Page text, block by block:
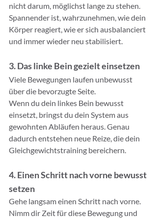
nicht darum, möglichst lange zu stehen.
Spannender ist, wahrzunehmen, wie dein
Körper reagiert, wie er sich ausbalanciert
und immer wieder neu stabilisiert.
3. Das linke Bein gezielt einsetzen
Viele Bewegungen laufen unbewusst
über die bevorzugte Seite.
Wenn du dein linkes Bein bewusst
einsetzt, bringst du dein System aus
gewohnten Abläufen heraus. Genau
dadurch entstehen neue Reize, die dein
Gleichgewichtstraining bereichern.
4. Einen Schritt nach vorne bewusst
setzen
Gehe langsam einen Schritt nach vorne.
Nimm dir Zeit für diese Bewegung und